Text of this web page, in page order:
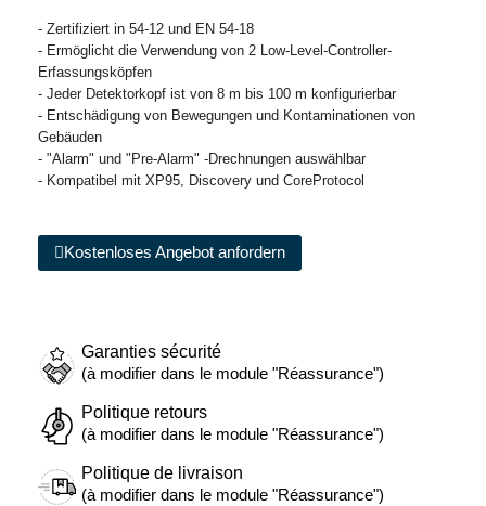
- Zertifiziert in 54-12 und EN 54-18
- Ermöglicht die Verwendung von 2 Low-Level-Controller-
Erfassungsköpfen
- Jeder Detektorkopf ist von 8 m bis 100 m konfigurierbar
- Entschädigung von Bewegungen und Kontaminationen von
Gebäuden
- "Alarm" und "Pre-Alarm" -Drechnungen auswählbar
- Kompatibel mit XP95, Discovery und CoreProtocol
Kostenloses Angebot anfordern
Garanties sécurité
(à modifier dans le module "Réassurance")
Politique retours
(à modifier dans le module "Réassurance")
Politique de livraison
(à modifier dans le module "Réassurance")